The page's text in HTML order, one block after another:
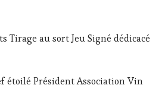
Tirage au sort Jeu Signé dédicacé
étoilé Président Association Vin